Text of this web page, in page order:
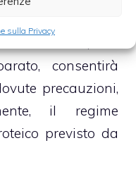
sulla Privacy
consentirà
precauzioni,
il regime
previsto da